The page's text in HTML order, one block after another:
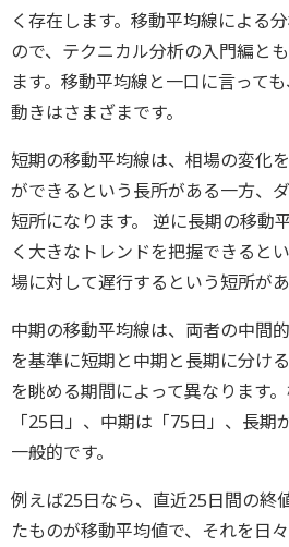
く存在します。移動平均線による
ので、テクニカル分析の入門編と
ます。移動平均線と一口に言って
動きはさまざまです。
短期の移動平均線は、相場の変化
ができるという長所がある一方、
短所になります。 逆に長期の移動
く大きなトレンドを把握できると
場に対して遅行するという短所があ
中期の移動平均線は、両者の中間
を基準に短期と中期と長期に分け
を眺める期間によって異なります
「25日」、中期は「75日」、長
一般的です。
例えば25日なら、直近25日間の終
たものが移動平均値で、それを日